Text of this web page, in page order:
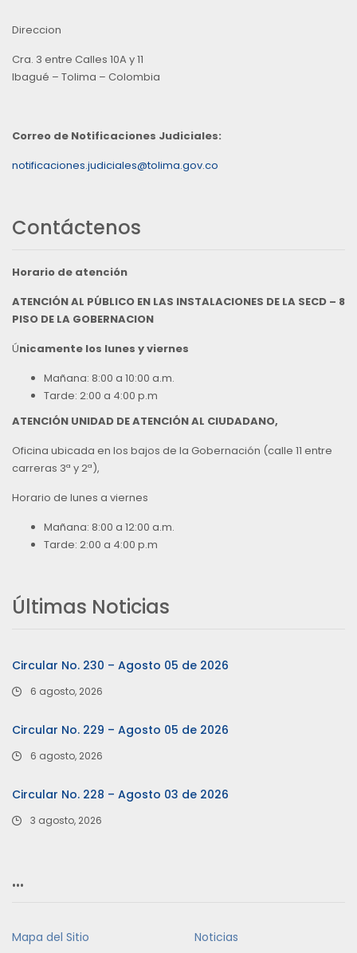
Direccion
Cra. 3 entre Calles 10A y 11
Ibagué – Tolima – Colombia
Correo de Notificaciones Judiciales:
notificaciones.judiciales@tolima.gov.co
Contáctenos
Horario de atención
ATENCIÓN AL PÚBLICO EN LAS INSTALACIONES DE LA SECD – 8
PISO DE LA GOBERNACION
Únicamente los lunes y viernes
Mañana: 8:00 a 10:00 a.m.
Tarde: 2:00 a 4:00 p.m
ATENCIÓN UNIDAD DE ATENCIÓN AL CIUDADANO,
Oficina ubicada en los bajos de la Gobernación (calle 11 entre
carreras 3ª y 2ª),
Horario de lunes a viernes
Mañana: 8:00 a 12:00 a.m.
Tarde: 2:00 a 4:00 p.m
Últimas Noticias
Circular No. 230 – Agosto 05 de 2026
6 agosto, 2026
Circular No. 229 – Agosto 05 de 2026
6 agosto, 2026
Circular No. 228 – Agosto 03 de 2026
3 agosto, 2026
…
Mapa del Sitio Noticias